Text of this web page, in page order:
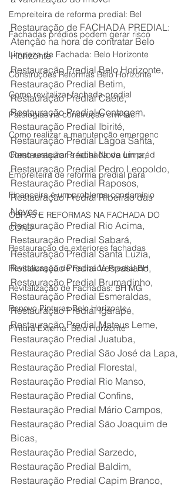
Empreiteira de reforma predial: Bel
Fachadas prédios podem gerar risco
Limpeza de Fachada: Belo Horizonte
Construções Reformas Belo Horizonte
Como revitalizar fachada predial
Patologias na construção civil fach
Como realizar a manutenção emergenc
Como restaurar a fachada de um préd
Empreiteira de reforma predial para
Financeira é um problema condomínio
OBRAS E REFORMAS NA FACHADA DO
COND
Restauração de exteriores fachadas
Revitalização de Fachada Predial BH
Revitalização de Fachadas: BH MG
Renovo Pinturas Belo Horizonte
Pintura Externa: Belo Horizonte
Restauração de FACHADA PREDIAL:
Atenção na hora de contratar Belo
Horizonte
Restauração Predial Belo Horizonte,
Restauração Predial Betim,
Restauração Predial Caeté,
Restauração Predial Contagem,
Restauração Predial Ibirité,
Restauração Predial Lagoa Santa,
Restauração Predial Nova Lima,
Restauração Predial Pedro Leopoldo,
Restauração Predial Raposos,
Restauração Predial Ribeirão das
Neves,
Restauração Predial Rio Acima,
Restauração Predial Sabará,
Restauração Predial Santa Luzia,
Restauração Predial Vespasiano,
Restauração Predial Brumadinho,
Restauração Predial Esmeraldas,
Restauração Predial Igarapé,
Restauração Predial Mateus Leme,
Restauração Predial Juatuba,
Restauração Predial São José da Lapa,
Restauração Predial Florestal,
Restauração Predial Rio Manso,
Restauração Predial Confins,
Restauração Predial Mário Campos,
Restauração Predial São Joaquim de
Bicas,
Restauração Predial Sarzedo,
Restauração Predial Baldim,
Restauração Predial Capim Branco,